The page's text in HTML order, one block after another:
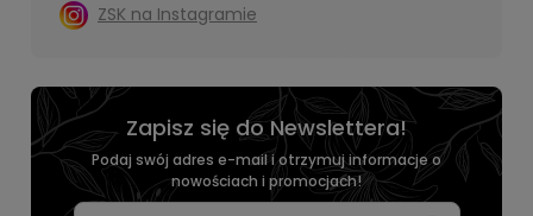
ZSK na Instagramie
Zapisz się do Newslettera!
Podaj swój adres e-mail i otrzymuj informacje o
nowościach i promocjach!